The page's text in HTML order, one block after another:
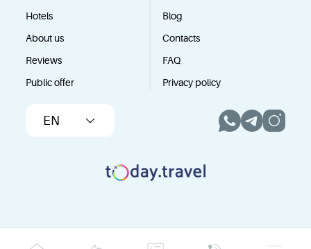
Hotels
Blog
About us
Contacts
Reviews
FAQ
Public offer
Privacy policy
EN